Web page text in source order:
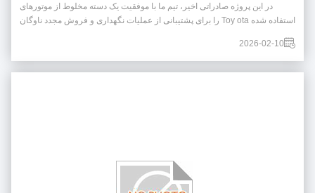
در این پروژه صادراتی اخیر، تیم ما با موفقیت یک دسته مخلوط از موتورهای
استفاده شده Toy ota را برای پشتیبانی از عملیات نگهداری و فروش مجدد ناوگان
تقاضای بالا که به دلیل دوام و عملکرد در کاربردهای تجاری شناخته شده اند. خلاصه
پروژها...
2026-02-10